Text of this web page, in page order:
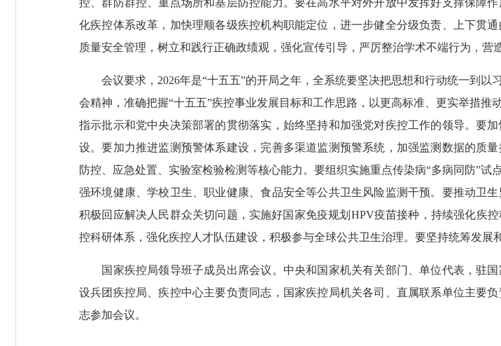
控、群防群控、重点场所和基层防控能力。要在高水平对外开放中发挥好支撑保障
化疾控体系改革，加快理顺各级疾控机构职能定位，进一步健全分级负责、上下贯
质量安全管理，树立和践行正确政绩观，强化宣传引导，严厉整治学术不端行为，营
会议要求，2026年是“十五五”的开局之年，全系统要坚决把思想和行动统一到以
会精神，准确把握“十五五”疾控事业发展目标和工作思路，以更高标准、更实举措
指示批示和党中央决策部署的贯彻落实，始终坚持和加强党对疾控工作的领导。要
设。要加力推进监测预警体系建设，完善多渠道监测预警系统，加强监测数据的质
防控、应急处置、实验室检验检测等核心能力。要组织实施重点传染病“多病同防”
强环境健康、学校卫生、职业健康、食品安全等公共卫生风险监测干预。要推动卫
积极回应解决人民群众关切问题，实施好国家免疫规划HPV疫苗接种，持续强化疾
控科研体系，强化疾控人才队伍建设，积极参与全球公共卫生治理。要坚持统筹发展
国家疾控局领导班子成员出席会议。中央和国家机关有关部门、单位代表，驻
设兵团疾控局、疾控中心主要负责同志，国家疾控局机关各司、直属联系单位主要
志参加会议。